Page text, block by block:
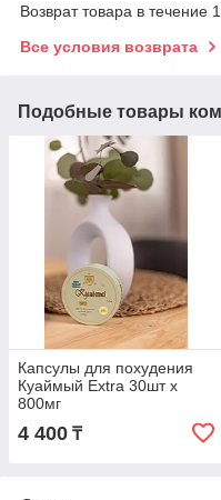
Возврат товара в течение
Все условия возврата
Подобные товары
Капсулы для похудения
Куаймый Extra 30шт х
800мг
4 400 ₸